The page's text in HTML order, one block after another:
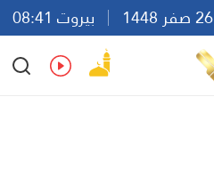
بيروت 08:41
Ar
En Fr Es